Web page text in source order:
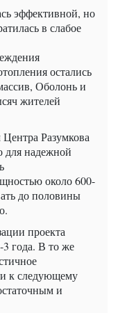
эффективной, но
в слабое
остались
Оболонь и
жителей
Разумкова
для надежной
около 600-
до половины
проекта
3 года. В то же
к следующему
и